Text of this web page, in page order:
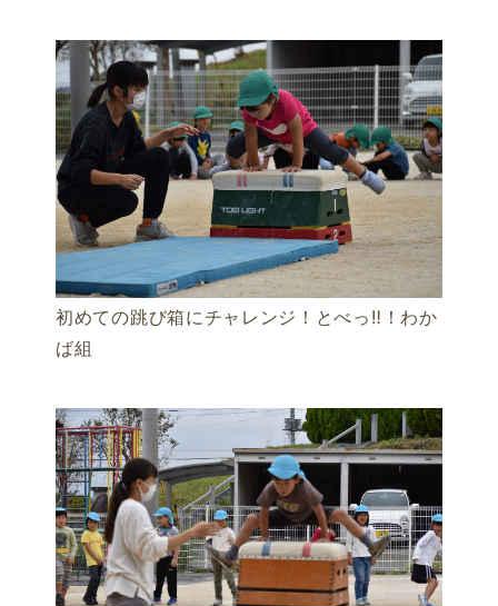
初めての跳び箱にチャレンジ！とべっ‼！わか
ば組